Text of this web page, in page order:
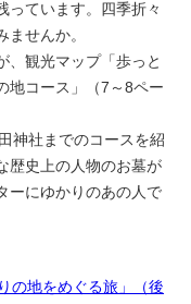
っています。四季折々
せんか。
観光マップ「歩っと
地コース」（7～8ペー
神社までのコースを紹
歴史上の人物のお墓が
ーにゆかりのあの人で
の地をめぐる旅」（後